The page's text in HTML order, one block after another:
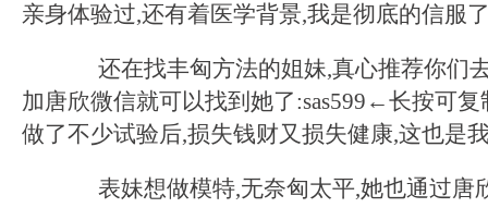
亲身体验过,还有着医学背景,我是彻底的信服
还在找丰匈方法的姐妹,真心推荐你们
加唐欣微信就可以找到她了:sas599←长按可
做了不少试验后,损失钱财又损失健康,这也是
表妹想做模特,无奈匈太平,她也通过唐